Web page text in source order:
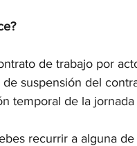
de trabajo por
suspensión del
temporal de la jornada
recurrir a alguna